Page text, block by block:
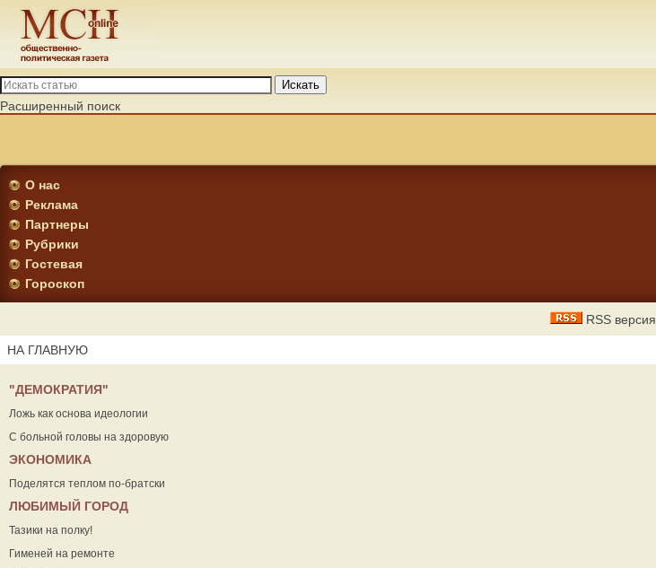
Искать
Расширенный поиск
О нас
Реклама
Партнеры
Рубрики
Гостевая
Гороскоп
RSS версия
НА ГЛАВНУЮ
"ДЕМОКРАТИЯ"
Ложь как основа идеологии
С больной головы на здоровую
ЭКОНОМИКА
Поделятся теплом по-братски
ЛЮБИМЫЙ ГОРОД
Тазики на полку!
Гименей на ремонте